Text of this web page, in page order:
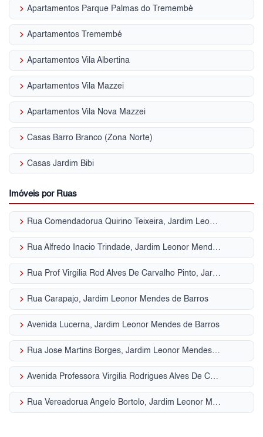
keyboard_arrow_right Apartamentos Parque Palmas do Tremembé
keyboard_arrow_right Apartamentos Tremembé
keyboard_arrow_right Apartamentos Vila Albertina
keyboard_arrow_right Apartamentos Vila Mazzei
keyboard_arrow_right Apartamentos Vila Nova Mazzei
keyboard_arrow_right Casas Barro Branco (Zona Norte)
keyboard_arrow_right Casas Jardim Bibi
Imóveis por Ruas
keyboard_arrow_right Rua Comendadorua Quirino Teixeira, Jardim Leonor Mendes de Barros
keyboard_arrow_right Rua Alfredo Inacio Trindade, Jardim Leonor Mendes de Barros
keyboard_arrow_right Rua Prof Virgilia Rod Alves De Carvalho Pinto, Jardim Leonor Mendes de Barros
keyboard_arrow_right Rua Carapajo, Jardim Leonor Mendes de Barros
keyboard_arrow_right Avenida Lucerna, Jardim Leonor Mendes de Barros
keyboard_arrow_right Rua Jose Martins Borges, Jardim Leonor Mendes de Barros
keyboard_arrow_right Avenida Professora Virgilia Rodrigues Alves De Car, Jardim Leonor Mendes de Barros
keyboard_arrow_right Rua Vereadorua Angelo Bortolo, Jardim Leonor Mendes de Barros